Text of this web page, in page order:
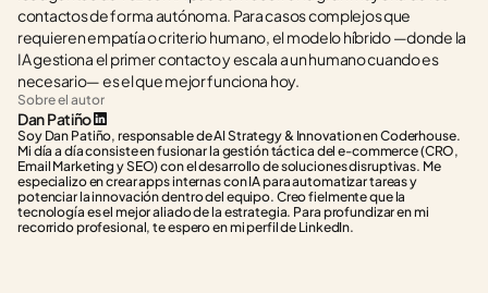
contactos de forma autónoma. Para casos complejos que
requieren empatía o criterio humano, el modelo híbrido —donde la
IA gestiona el primer contacto y escala a un humano cuando es
necesario— es el que mejor funciona hoy.
Sobre el autor
Dan Patiño
Soy Dan Patiño, responsable de AI Strategy & Innovation en Coderhouse.
Mi día a día consiste en fusionar la gestión táctica del e-commerce (CRO,
Email Marketing y SEO) con el desarrollo de soluciones disruptivas. Me
especializo en crear apps internas con IA para automatizar tareas y
potenciar la innovación dentro del equipo. Creo fielmente que la
tecnología es el mejor aliado de la estrategia. Para profundizar en mi
recorrido profesional, te espero en mi perfil de LinkedIn.